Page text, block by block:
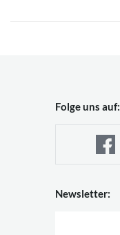
Folge uns auf:
Newsletter: